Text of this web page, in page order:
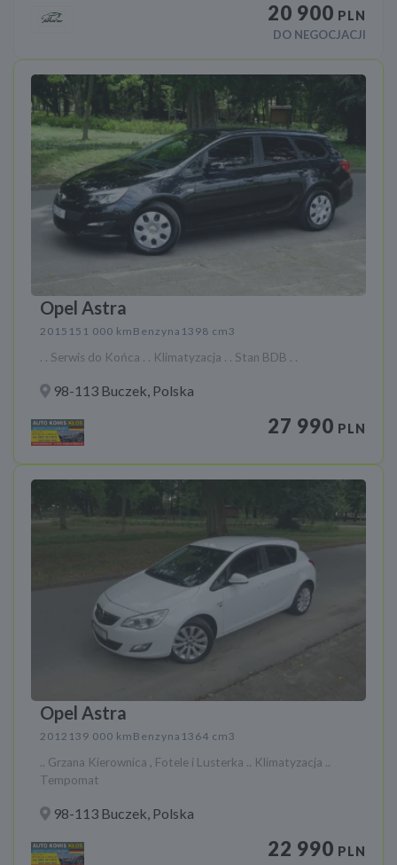
20 900 PLN
DO NEGOCJACJI
Opel Astra
2015 151 000 km Benzyna 1398 cm3
. . Serwis do Końca . . Klimatyzacja . . Stan BDB . .
98-113 Buczek, Polska
27 990 PLN
Opel Astra
2012 139 000 km Benzyna 1364 cm3
.. Grzana Kierownica , Fotele i Lusterka .. Klimatyzacja ..
Tempomat
98-113 Buczek, Polska
22 990 PLN